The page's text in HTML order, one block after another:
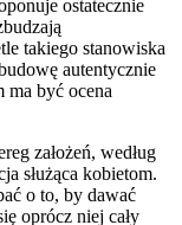
ostatecznie
takiego stanowiska
autentycznie
ma być ocena
założeń, według
służąca kobietom.
o to, by dawać
oprócz niej cały